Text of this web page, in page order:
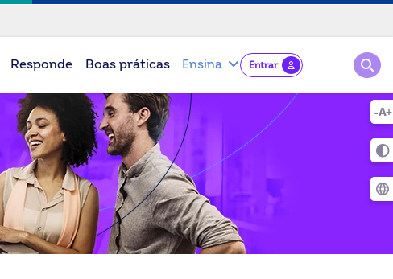
Responde Boas práticas Ensina Entrar